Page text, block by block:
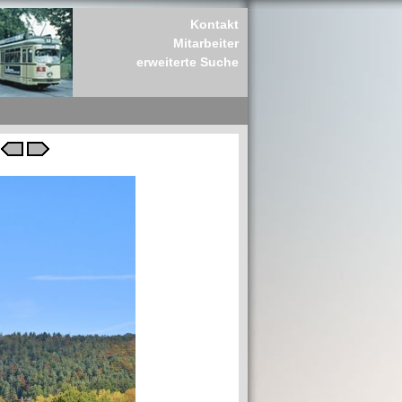
Kontakt
Mitarbeiter
erweiterte Suche